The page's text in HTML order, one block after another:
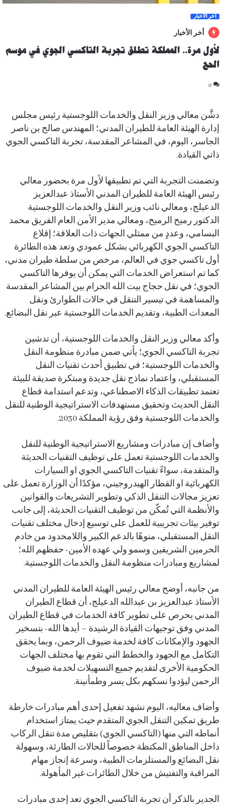
آخر الأخبار
أخر الأخبار
لأول مرة.. المملكة تطلق تجربة التاكسي الجوي في موسم
الحج
0
دشَّن معالي وزير النقل والخدمات اللوجستية رئيس مجلس
إدارة الهيئة العامة للطيران المدني؛ المهندس صالح بن ناصر
الجاسر، اليوم، في المشاعر المقدسة، تجربة التاكسي الجوي
ذاتي القيادة.
وتضمنت التجربة التي تم تطبيقها لأول مرة بحضور معالي
رئيس الهيئة العامة للطيران المدني الأستاذ عبدالعزيز
الدعيلج، ومعالي نائب وزير النقل والخدمات اللوجستية
الدكتور رميح الرميح، ومعالي مدير الأمن العام الفريق محمد
البسامي، وعددٍ من ممثلي الجهات ذات العلاقة؛ إقلاع
التاكسي الجوي الكهربائي بشكل عمودي وتعد هذه الطائرة
أول تاكسي جوي في العالم، مرخص من سلطة طيران مدني،
كما تم استعراض الخدمات التي يمكن أن يوفرها التاكسي
الجوي؛ في نقل حجاج بيت الله الحرام بين المشاعر المقدسة
والمساهمة في تيسير التنقل في حالات الطوارئ ونقل
المعدات الطبية، وتقديم الخدمات اللوجستية عبر نقل البضائع.
وأكد معالي وزير النقل والخدمات اللوجستية، أن تدشين
تجربة التاكسي الجوي؛ يأتي ضمن مبادرة منظومة النقل
والخدمات اللوجستية؛ في تطبيق أحدث تقنيات النقل
المستقبلي، واعتماد نماذج نقل جديدة ومبتكرة صديقة للبيئة
تعتمد تطبيقات الذكاء الاصطناعي، وتدعم استدامة قطاع
النقل الحديث وتحقيق مستهدفات الاستراتيجية الوطنية للنقل
والخدمات اللوجستية وفق رؤية المملكة 2030.
وأضاف إن مبادرات ومشاريع الاستراتيجية الوطنية للنقل
والخدمات اللوجستية تعمل على توظيف التقنيات الحديثة
والمتقدمة، سواءً تقنيات التاكسي الجوي او السيارات
الكهربائية او القطار الهيدروجيني، مؤكدًا أن الوزارة تعمل على
تعزيز مجالات التنقل الذكي وتطوير التشريعات والقوانين
والأنظمة التي تُمكّن من توظيف التقنيات الحديثة، إلى جانب
توفير بيئات تجريبية للعمل على توسيع إدخال مختلف تقنيات
النقل المستقبلي، منوهًا بالدعم الكبير واللامحدود من خادم
الحرمين الشريفين وسمو ولي عهده الأمين- حفظهم الله؛
لمشاريع ومبادرات منظومة النقل والخدمات اللوجستية.
من جانبه، أوضح معالي رئيس الهيئة العامة للطيران المدني
الأستاذ عبدالعزيز بن عبدالله الدعيلج، أن قطاع الطيران
المدني يحرص على تطوير كافة الخدمات في قطاع الطيران
المدني وفق توجيهات القيادة الرشيدة – أيدها الله- بتسخير
الجهود والإمكانات كافة لخدمة ضيوف الرحمن، وبما يحقق
التكامل مع الجهود والخطط التي تقوم بها مختلف الجهات
الحكومية الأخرى لتقديم جميع التسهيلات لخدمة ضيوف
الرحمن ليؤدوا نسكهم بكل يسر وطمأنينة.
وأضاف معاليه، اليوم نشهد تفعيل إحدى أهم مبادرات خارطة
طريق تمكين التنقل الجوي المتقدم حيث يمتاز استخدام
أنماطه التي منها (التاكسي الجوي) بتقليص مدة تنقل الركاب
داخل المناطق المكتظة خصوصاً للحالات الطارئة، وسهولة
نقل البضائع والمستلزمات الطبية، وسرعة إنجاز مهام
المراقبة والتفتيش من خلال الطائرات غير المأهولة.
الجدير بالذكر أن تجربة التاكسي الجوي تعد إحدى مبادرات